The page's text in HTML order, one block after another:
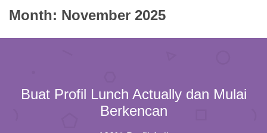
Tentang Kami
Month: November 2025
Buat Profil Lunch Actually dan Mulai
Berkencan